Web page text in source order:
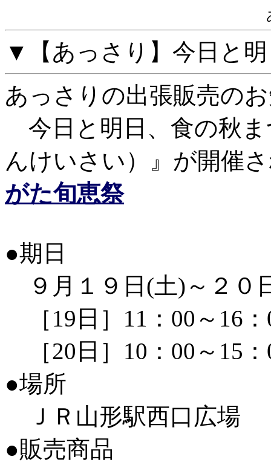
▼【あっさり】今日と
あっさりの出張販売の
今日と明日、食の秋
んけいさい）』が開催
がた旬恵祭
●期日
９月１９日(土)～２０
［19日］11：00～16：
［20日］10：00～15：
●場所
ＪＲ山形駅西口広場
●販売商品